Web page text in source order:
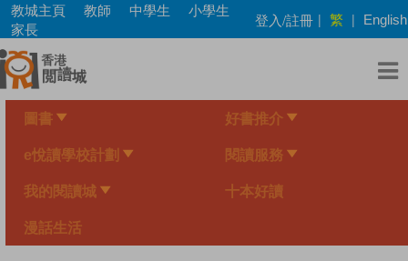
Skip
main
content
教城主頁 教師 中學生
小學生
家長
登入/註冊 | 繁 | English
圖書 好書推介
e悅讀學校計劃 閱讀服務
我的閱讀城 十本好讀
漫話生活